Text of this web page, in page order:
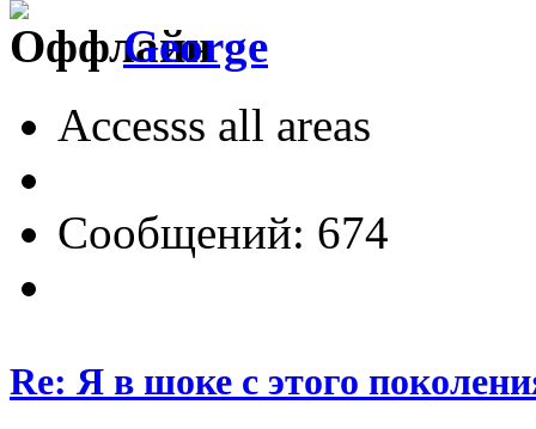
George
Accesss all areas
Сообщений: 674
Re: Я в шоке с этого